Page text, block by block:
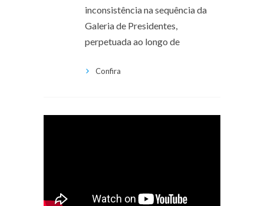
inconsistência na sequência da
Galeria de Presidentes,
perpetuada ao longo de
Confira